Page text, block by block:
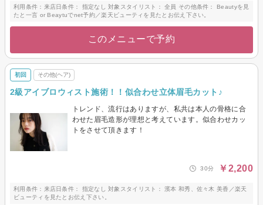
利用条件：来店日条件： 指定なし 対象スタイリスト： 全員 その他条件： Beautyを見
たと一言 or Beaytuでnet予約／楽天ビューティを見たとお伝え下さい。
このメニューで予約
初回 その他(ヘア)
2級アイブロウィスト施術！！似合わせ立体眉毛カット♪
トレンド、流行はありますが、私共は本人の骨格に合
わせた眉毛造形が理想と考えています。似合わせカッ
トをさせて頂きます！
30分 ￥2,200
利用条件：来店日条件： 指定なし 対象スタイリスト： 濱本 和秀、佐々木 美香／楽天
ビューティを見たとお伝え下さい。